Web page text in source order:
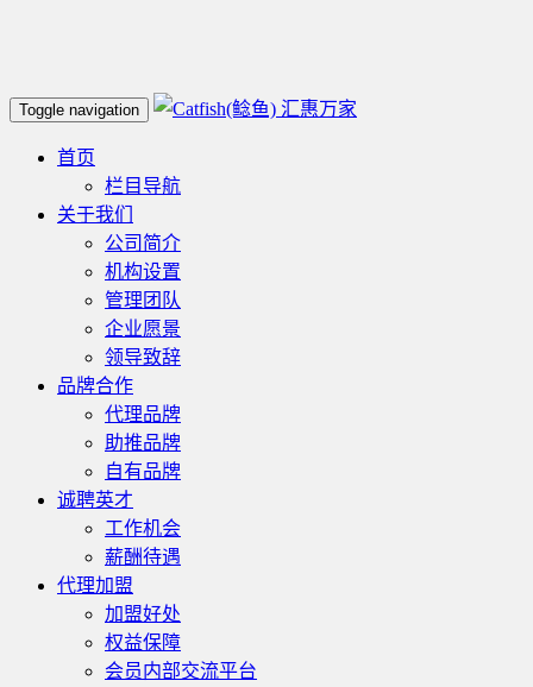
Toggle navigation 汇惠万家
首页
栏目导航
关于我们
公司简介
机构设置
管理团队
企业愿景
领导致辞
品牌合作
代理品牌
助推品牌
自有品牌
诚聘英才
工作机会
薪酬待遇
代理加盟
加盟好处
权益保障
会员内部交流平台